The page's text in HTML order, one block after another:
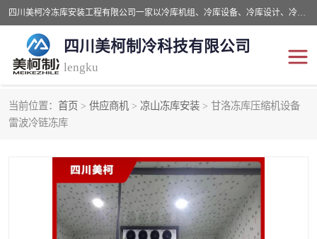
四川美柯冷冻库安装工程有限公司一家以冷库机组、冷库设备、冷库设计、冷冻库设备销售、冷库安装、冻库安装价格及技术服务为一体的综合企业，咨询热线：同等设备材料优惠10% 。公司各种类型安装组合式冷库、冷冻库、冷藏库、气调保鲜库、并提供成套设备供应、安装与调试、维护与维修、技术咨询、操作维修人员技术培训等
四川美柯制冷科技有限公司
lengku
当前位置： 首页 > 供应商机 > 凉山冻库安装 > 甘洛冻库压缩机设备
雷波冷链冻库
冷库安装，冷库价格
成都冻库，成都冻库价格 绵阳冻库,绵阳保鲜冷库
德阳冻库安装，德阳冷库 广元冻库安装,广元冻库造
价
南充冻库设计,南充冻库安 遂宁冻库